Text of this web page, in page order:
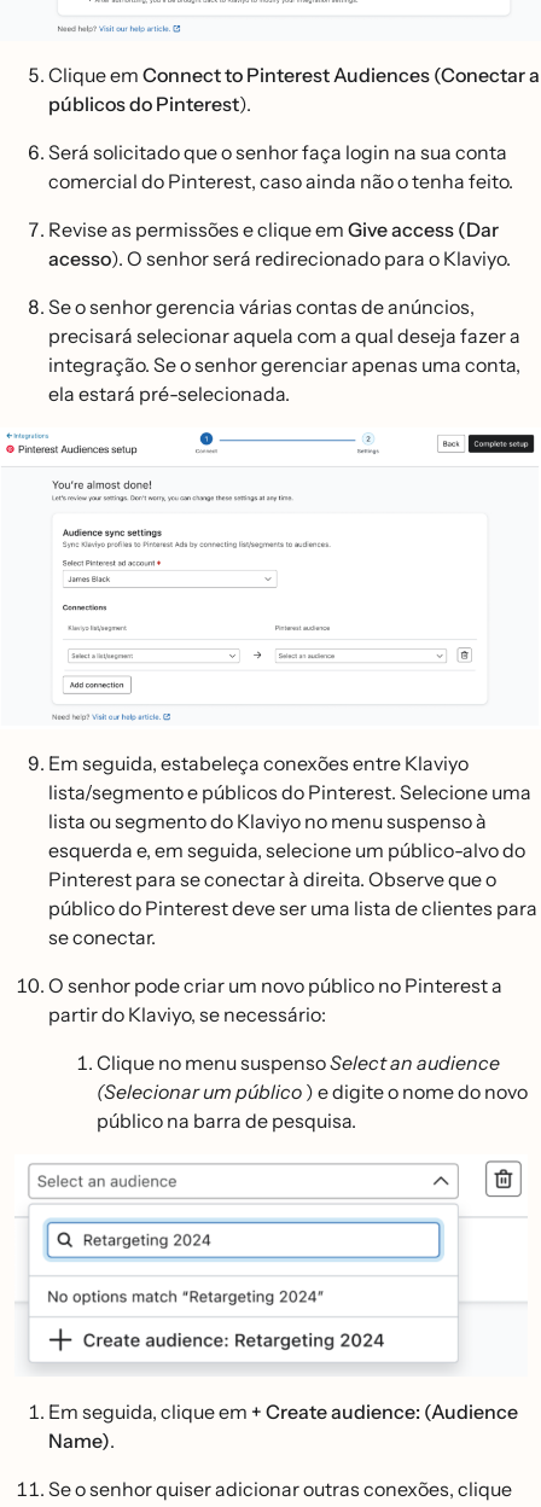
Clique em Connect to Pinterest Audiences (Conectar a
públicos do Pinterest).
Será solicitado que o senhor faça login na sua conta
comercial do Pinterest, caso ainda não o tenha feito.
Revise as permissões e clique em Give access (Dar
acesso). O senhor será redirecionado para o Klaviyo.
Se o senhor gerencia várias contas de anúncios,
precisará selecionar aquela com a qual deseja fazer a
integração. Se o senhor gerenciar apenas uma conta,
ela estará pré-selecionada.
Em seguida, estabeleça conexões entre Klaviyo
lista/segmento e públicos do Pinterest. Selecione uma
lista ou segmento do Klaviyo no menu suspenso à
esquerda e, em seguida, selecione um público-alvo do
Pinterest para se conectar à direita. Observe que o
público do Pinterest deve ser uma lista de clientes para
se conectar.
O senhor pode criar um novo público no Pinterest a
partir do Klaviyo, se necessário:
Clique no menu suspensoSelect an audience
(Selecionar um público ) e digite o nome do novo
público na barra de pesquisa.
Em seguida, clique em + Create audience: (Audience
Name).
Se o senhor quiser adicionar outras conexões, clique